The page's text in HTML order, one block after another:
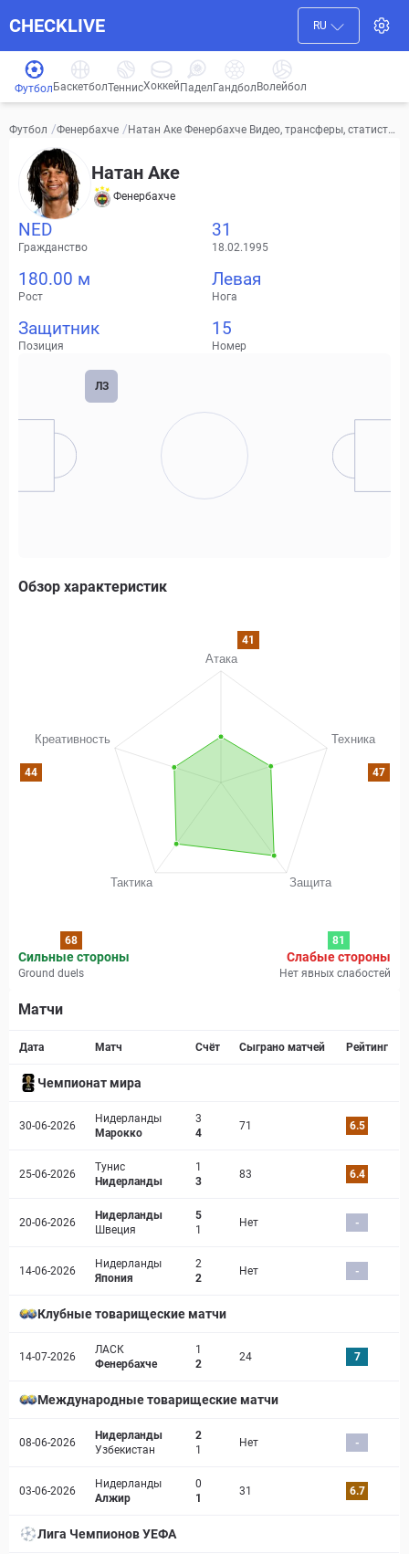
CHECKLIVE RU
Футбол БаскетболТеннисХоккей ПаделГандбол Волейбол
Футбол /Фенербахче /Натан Аке Фенербахче Видео, трансферы, статистик
Натан Аке
Фенербахче
NED
Гражданство
31
18.02.1995
180.00 м
Рост
Левая
Нога
Защитник
Позиция
15
Номер
ЛЗ
Обзор характеристик
41
44 47
68 81
Сильные стороны
Ground duels
Слабые стороны
Нет явных слабостей
Матчи
Страница матча
Дата Матч Счёт Сыграно матчей Рейтинг
Чемпионат мира
30-06-2026
Нидерланды
Марокко
3
4
71 6.5
25-06-2026
Тунис
Нидерланды
1
3
83 6.4
20-06-2026
Нидерланды
Швеция
5
1
Нет -
14-06-2026
Нидерланды
Япония
2
2
Нет -
Клубные товарищеские матчи
14-07-2026
ЛАСК
Фенербахче
1
2
24 7
Международные товарищеские матчи
08-06-2026
Нидерланды
Узбекистан
2
1
Нет -
03-06-2026
Нидерланды
Алжир
0
1
31 6.7
Лига Чемпионов УЕФА